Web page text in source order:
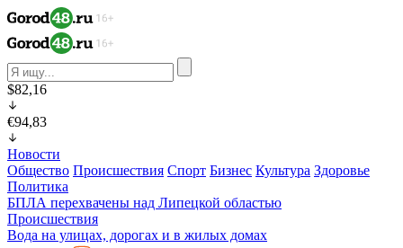
$82,16
€94,83
Новости
Общество Происшествия Спорт Бизнес Культура Здоровье
Политика
БПЛА перехвачены над Липецкой областью
Происшествия
Вода на улицах, дорогах и в жилых домах